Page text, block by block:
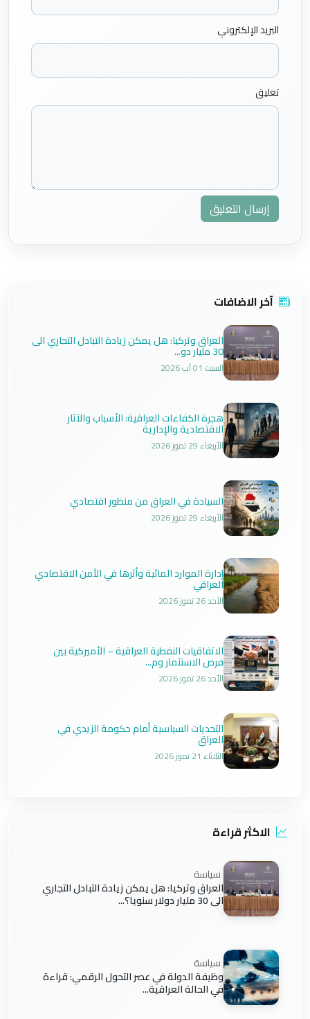
البريد الإلكتروني
تعليق
إرسال التعليق
آخر الاضافات
العراق وتركيا: هل يمكن زيادة التبادل التجاري الى
30 مليار دو...
السبت 01 آب 2026
هجرة الكفاءات العراقية: الأسباب والآثار
الاقتصادية والإدارية
الأربعاء 29 تموز 2026
السيادة في العراق من منظور اقتصادي
الأربعاء 29 تموز 2026
إدارة الموارد المائية وأثرها في الأمن الاقتصادي
العراقي
الأحد 26 تموز 2026
الاتفاقيات النفطية العراقية – الأميركية بين
فرص الاستثمار وم...
الأحد 26 تموز 2026
التحديات السياسية أمام حكومة الزيدي في
العراق
الثلاثاء 21 تموز 2026
الاكثر قراءة
سياسة
العراق وتركيا: هل يمكن زيادة التبادل التجاري
الى 30 مليار دولار سنويا؟...
سياسة
وظيفة الدولة في عصر التحول الرقمي: قراءة
في الحالة العراقية...